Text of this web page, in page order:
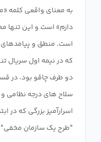
به معنای واقعی کلمه
دارم» است و این تنها
است. منطق و پیامدهای
که در نیمه اول سریال
دو طرف چاقو بود، در
سلاح های درجه نظامی
اسرارآمیز بزرگی که